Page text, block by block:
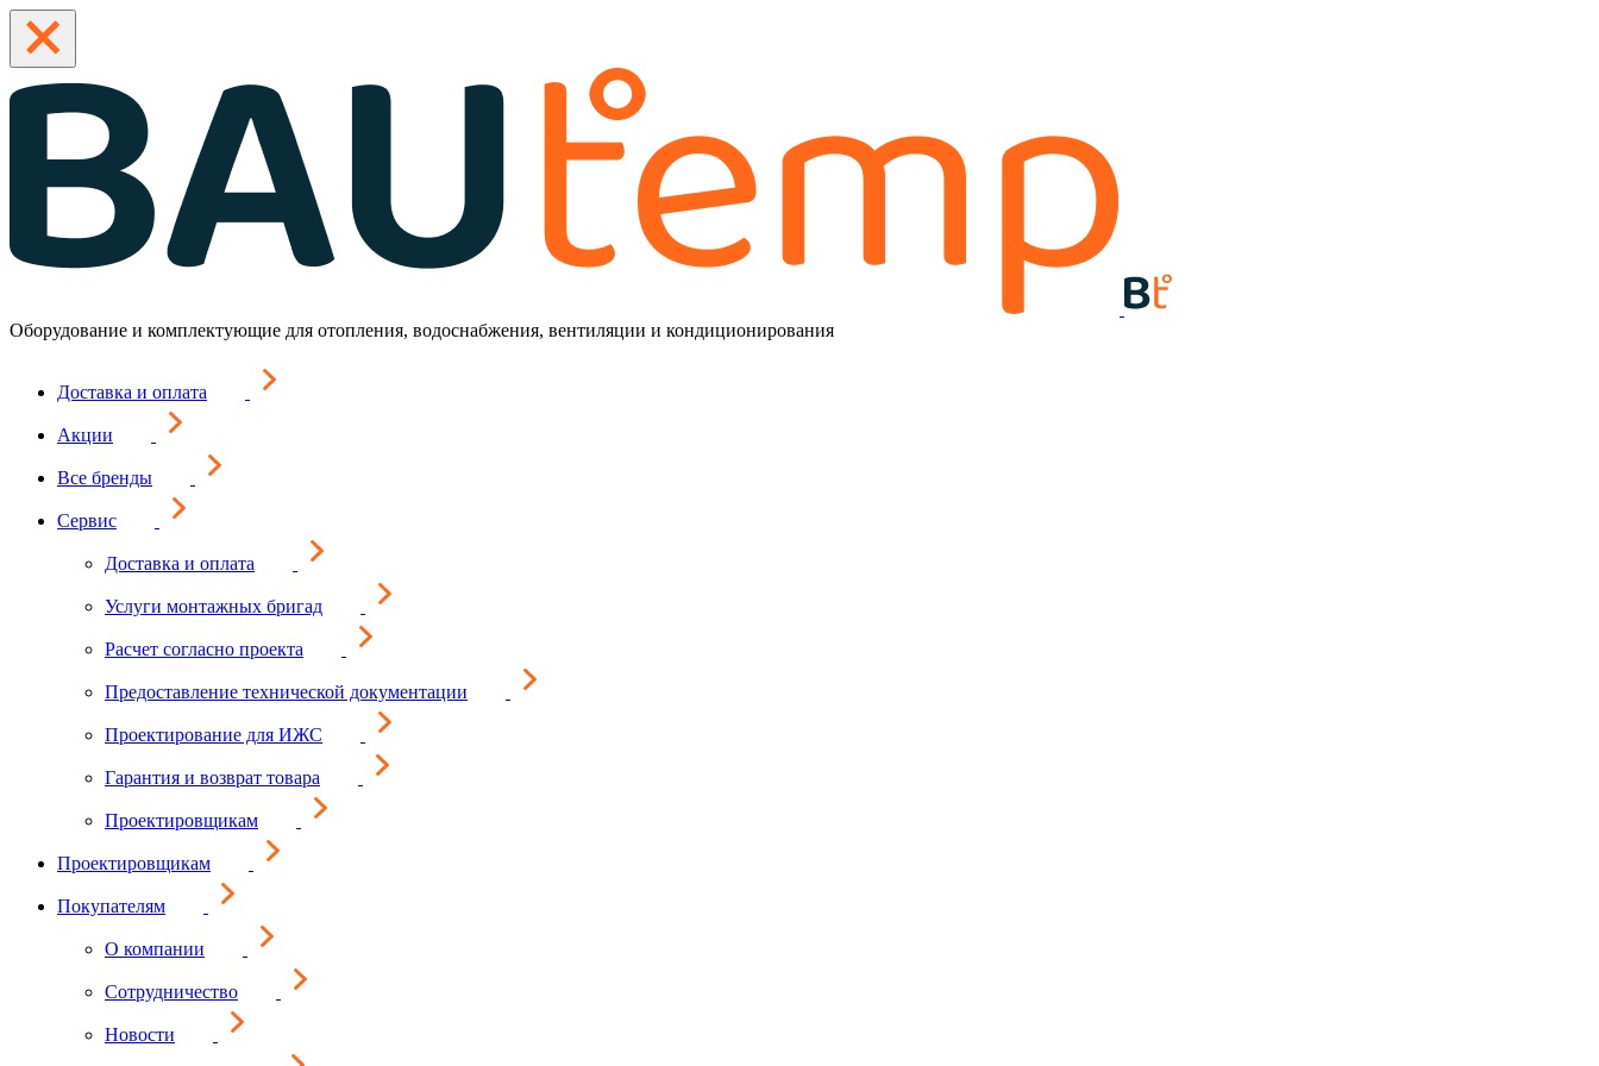
Оборудование и комплектующие для отопления, водоснабжения, вентиляции и кондиционирования
Доставка и оплата
Акции
Все бренды
Сервис
Доставка и оплата
Услуги монтажных бригад
Расчет согласно проекта
Предоставление технической документации
Проектирование для ИЖС
Гарантия и возврат товара
Проектировщикам
Проектировщикам
Покупателям
О компании
Сотрудничество
Новости